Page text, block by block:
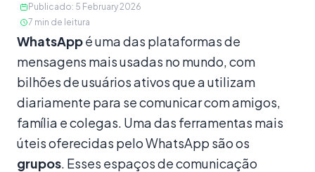
Publicado: 5 February 2026
7 min de leitura
Conteúdo
WhatsAppé uma das plataformas de
mensagens mais usadas no mundo, com
bilhões de usuários ativos que a utilizam
diariamente para se comunicar com amigos,
família e colegas. Uma das ferramentas mais
úteis oferecidas pelo WhatsApp são os
grupos. Esses espaços de comunicação